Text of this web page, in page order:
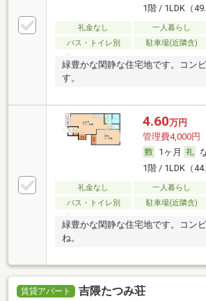
1階 / 1LDK（
礼金なし 一人暮らし
バス・トイレ別
駐車場(近隣含)
緑豊かな閑静な住宅地です。コン
す。
4.60万円
管理費4,000円
1ヶ月
1階 / 1LDK（
礼金なし 一人暮らし
バス・トイレ別
駐車場(近隣含)
緑豊かな閑静な住宅地です。コン
ね。
賃貸アパート 吉隈たつみ荘